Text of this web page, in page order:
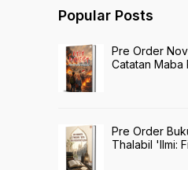
Popular Posts
Pre Order
Catatan Maba
Pre Order
Thalabil 'Ilmi: